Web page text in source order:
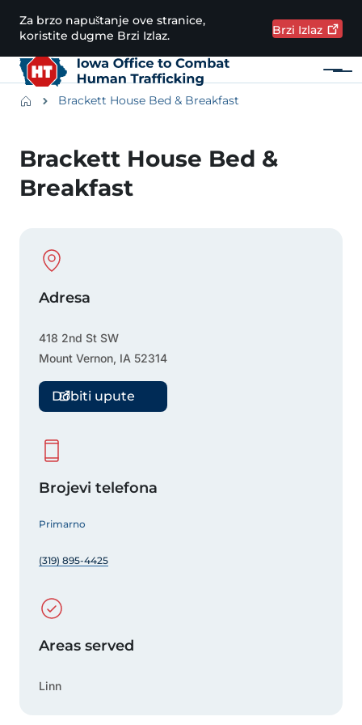
Preskoči na glavni sadržaj
Za brzo napuštanje ove stranice,
koristite dugme Brzi Izlaz.
Brzi Izlaz
Meni
Main navigation
BreadcrumbsBrackett House Bed & Breakfast
Brackett House Bed &
Breakfast
Physical Location
Adresa
418 2nd St SW
Mount Vernon, IA 52314
Dobiti upute
Brojevi telefona
Primarno
(319) 895-4425
Areas served
Linn